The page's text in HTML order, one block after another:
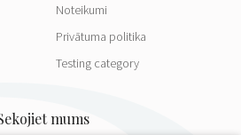
Noteikumi
Privātuma politika
Testing category